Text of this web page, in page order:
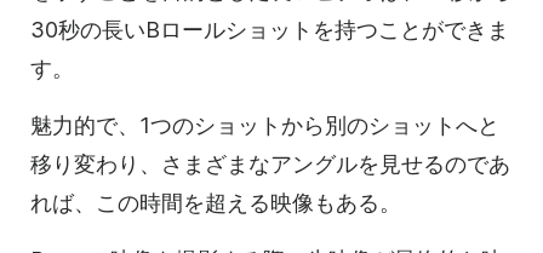
30秒の長いBロールショットを持つことができま
す。
魅力的で、1つのショットから別のショットへと
移り変わり、さまざまなアングルを見せるのであ
れば、この時間を超える映像もある。